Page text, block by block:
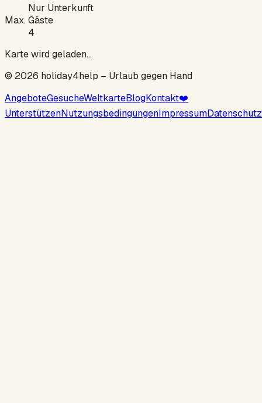
Nur Unterkunft
Max. Gäste
4
Karte wird geladen…
© 2026 holiday4help – Urlaub gegen Hand
AngeboteGesucheWeltkarteBlogKontakt❤️
UnterstützenNutzungsbedingungenImpressumDatenschutz